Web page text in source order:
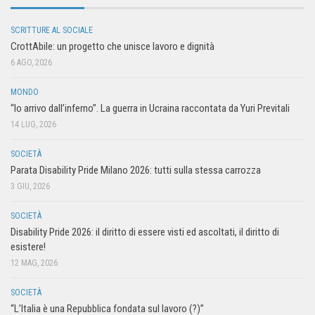
SCRITTURE AL SOCIALE
CrottAbile: un progetto che unisce lavoro e dignità
6 AGO, 2026
MONDO
“Io arrivo dall’inferno”. La guerra in Ucraina raccontata da Yuri Previtali
14 LUG, 2026
SOCIETÀ
Parata Disability Pride Milano 2026: tutti sulla stessa carrozza
3 GIU, 2026
SOCIETÀ
Disability Pride 2026: il diritto di essere visti ed ascoltati, il diritto di
esistere!
12 MAG, 2026
SOCIETÀ
“L’Italia è una Repubblica fondata sul lavoro (?)”